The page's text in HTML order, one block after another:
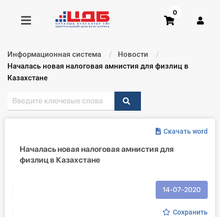
Получить консультацию
Главная ИС
Консультации
0
Информационная система
Новости
Текущий:
Началась новая налоговая амнистия для физлиц в
Казахстане
Скачать word
Началась новая налоговая амнистия для
физлиц в Казахстане
14-07-2020
Сохранить